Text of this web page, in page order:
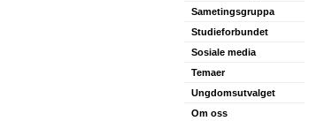
Sametingsgruppa
Studieforbundet
Sosiale media
Temaer
Ungdomsutvalget
Om oss